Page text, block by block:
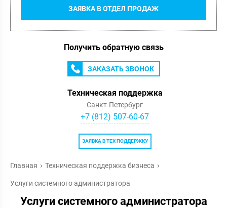
ЗАЯВКА В ОТДЕЛ ПРОДАЖ
Получить обратную связь
ЗАКАЗАТЬ ЗВОНОК
Техническая поддержка
Санкт-Петербург
+7 (812) 507-60-67
ЗАЯВКА В ТЕХ ПОДДЕРЖКУ
Главная Техническая поддержка бизнеса
Услуги системного администратора
Услуги системного администратора